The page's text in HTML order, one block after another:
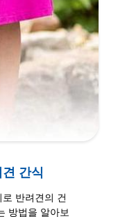
간식
반려견의 건
방법을 알아보